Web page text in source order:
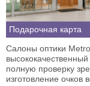
Подарочная карта
Салоны оптики
полную проверку
изготовление очков